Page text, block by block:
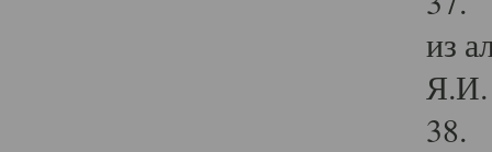
из
Я.И.
38.